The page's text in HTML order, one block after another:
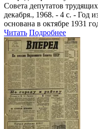
Совета депутатов
декабря., 1968. - 4 с. - Год
основана в октябре 1931
Читать Подробнее